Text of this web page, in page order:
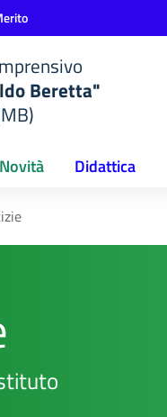
Beretta"
Novità Didattica